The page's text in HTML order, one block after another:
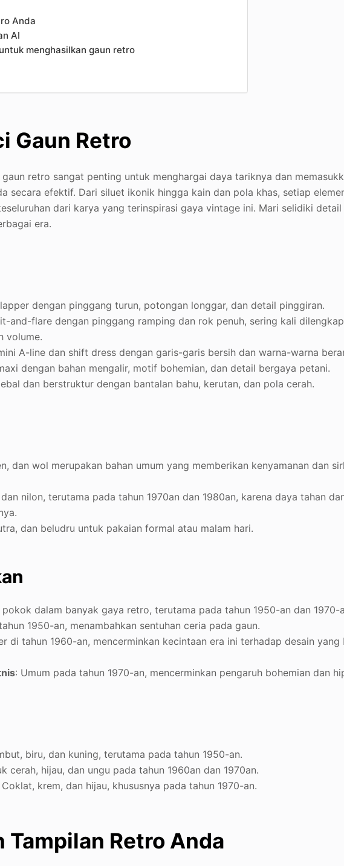
Anda
AI
menghasilkan gaun retro
Gaun Retro
retro sangat penting untuk menghargai daya tariknya dan
secara efektif. Dari siluet ikonik hingga kain dan pola khas, setiap
dari karya yang terinspirasi gaya vintage ini. Mari selidiki detail
era.
dengan pinggang turun, potongan longgar, dan detail pinggiran.
and-flare dengan pinggang ramping dan rok penuh, sering kali
volume.
A-line dan shift dress dengan garis-garis bersih dan warna-warna
dengan bahan mengalir, motif bohemian, dan detail bergaya petani.
dan berstruktur dengan bantalan bahu, kerutan, dan pola cerah.
dan wol merupakan bahan umum yang memberikan kenyamanan dan
nilon, terutama pada tahun 1970an dan 1980an, karena daya tahan
dan beludru untuk pakaian formal atau malam hari.
pokok dalam banyak gaya retro, terutama pada tahun 1950-an dan 1970-
1950-an, menambahkan sentuhan ceria pada gaun.
di tahun 1960-an, mencerminkan kecintaan era ini terhadap desain yang
: Umum pada tahun 1970-an, mencerminkan pengaruh bohemian dan
biru, dan kuning, terutama pada tahun 1950-an.
cerah, hijau, dan ungu pada tahun 1960an dan 1970an.
Coklat, krem, dan hijau, khususnya pada tahun 1970-an.
Retro Anda